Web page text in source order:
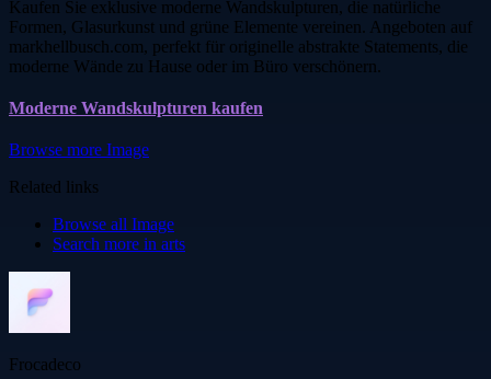
Kaufen Sie exklusive moderne Wandskulpturen, die natürliche
Formen, Glasurkunst und grüne Elemente vereinen. Angeboten auf
markhellbusch.com, perfekt für originelle abstrakte Statements, die
moderne Wände zu Hause oder im Büro verschönern.
Moderne Wandskulpturen kaufen
Browse more Image
Related links
Browse all Image
Search more in arts
Frocadeco